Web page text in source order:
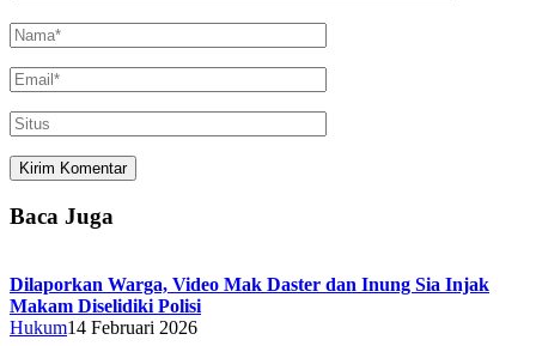
Baca Juga
Dilaporkan Warga, Video Mak Daster dan Inung Sia Injak
Makam Diselidiki Polisi
Hukum14 Februari 2026